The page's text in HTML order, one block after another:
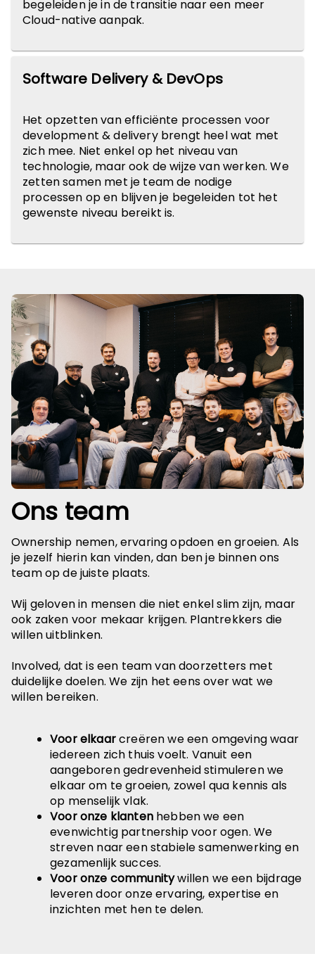
begeleiden je in de transitie naar een meer
Cloud-native aanpak.
Software Delivery & DevOps
Het opzetten van efficiënte processen voor
development & delivery brengt heel wat met
zich mee. Niet enkel op het niveau van
technologie, maar ook de wijze van werken. We
zetten samen met je team de nodige
processen op en blijven je begeleiden tot het
gewenste niveau bereikt is.
Ons team
Ownership nemen, ervaring opdoen en groeien. Als
je jezelf hierin kan vinden, dan ben je binnen ons
team op de juiste plaats.
Wij geloven in mensen die niet enkel slim zijn, maar
ook zaken voor mekaar krijgen. Plantrekkers die
willen uitblinken.
Involved, dat is een team van doorzetters met
duidelijke doelen. We zijn het eens over wat we
willen bereiken.
Voor elkaarcreëren we een omgeving waar
iedereen zich thuis voelt. Vanuit een
aangeboren gedrevenheid stimuleren we
elkaar om te groeien, zowel qua kennis als
op menselijk vlak.
Voor onze klantenhebben we een
evenwichtig partnership voor ogen. We
streven naar een stabiele samenwerking en
gezamenlijk succes.
Voor onze communitywillen we een bijdrage
leveren door onze ervaring, expertise en
inzichten met hen te delen.